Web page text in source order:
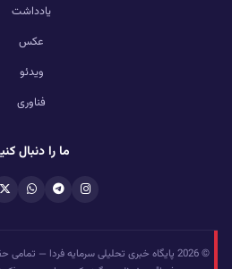
یادداشت
عکس
ویدئو
فناوری
ما را دنبال
© 2026 پایگاه خبری تحلیلی سرمایه فردا —